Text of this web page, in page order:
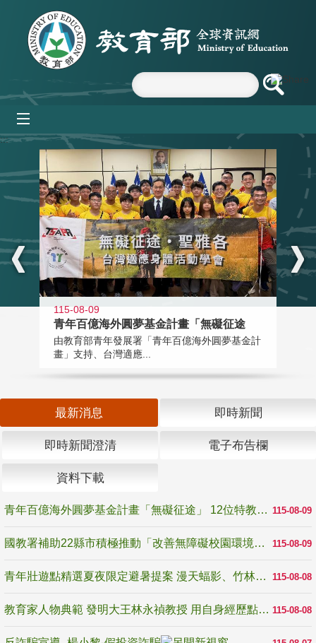
跳到主要內容區塊
:::
115-08-09
青年百億海外圓夢基金計畫「無礙征途
由教育部青年發展署「青年百億海外圓夢基金計
畫」支持、台灣適應...
最新消息 即時新聞
即時新聞澄清 電子布告欄
資料下載
115-08-09
青年百億海外圓夢基金計畫「無礙征途」 12位特教與弱勢青年勇闖西班牙 跨越感官限制見證生命蛻變
115-08-09
國教署補助22縣市積極推動「改善無障礙校園環境計畫」 打造友善、安全、無礙學習空間
115-08-08
青年壯遊點精選夏夜限定避暑提案 漫天蝠影、竹林尋蛙、茶香夜觀 邀青年暮色出發
115-08-08
教育家人物典範 發明大王林永禎教授 用自身經歷點亮學生的路